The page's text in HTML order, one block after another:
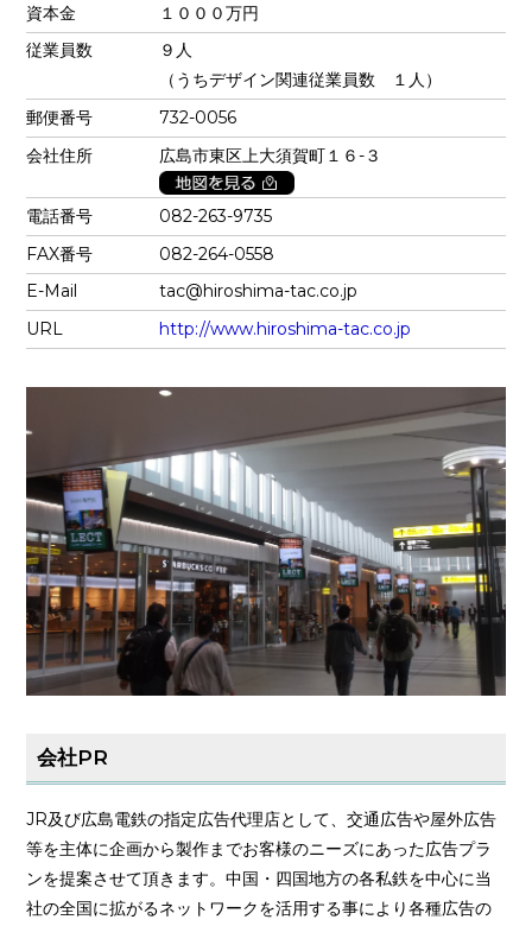
資本金
１０００万円
従業員数
９人
（うちデザイン関連従業員数 １人）
郵便番号
732-0056
会社住所
広島市東区上大須賀町１６-３
電話番号
082-263-9735
FAX番号
082-264-0558
E-Mail
tac@hiroshima-tac.co.jp
URL
http://www.hiroshima-tac.co.jp
会社PR
JR及び広島電鉄の指定広告代理店として、交通広告や屋外広告
等を主体に企画から製作までお客様のニーズにあった広告プラ
ンを提案させて頂きます。中国・四国地方の各私鉄を中心に当
社の全国に拡がるネットワークを活用する事により各種広告の